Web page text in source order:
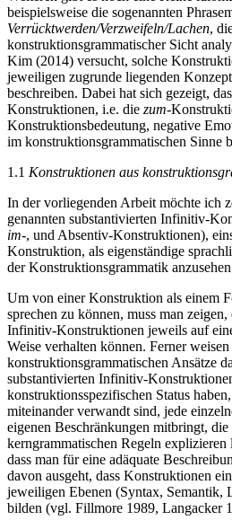
beispielsweise die sogenannten
Verrücktwerden/Verzweifeln/Lachen,
konstruktionsgrammatischer Sicht
Kim (2014) versucht, solche
jeweiligen zugrunde liegenden
beschreiben. Dabei hat sich gezeigt,
Konstruktionen, i.e. die zum-
Konstruktionsbedeutung, negative
im konstruktionsgrammatischen Sinne
1.1 Konstruktionen aus
In der vorliegenden Arbeit möchte ich
genannten substantivierten Infinitiv-
im-, und Absentiv-Konstruktionen),
Konstruktion, als eigenständige
der Konstruktionsgrammatik
Um von einer Konstruktion als einem
sprechen zu können, muss man
Infinitiv-Konstruktionen jeweils auf
Weise verhalten können. Ferner
konstruktionsgrammatischen Ansätze
substantivierten Infinitiv-
konstruktionsspezifischen Status
miteinander verwandt sind, jede
eigenen Beschränkungen mitbringt,
kerngrammatischen Regeln explizieren
dass man für eine adäquate
davon ausgeht, dass Konstruktionen
jeweiligen Ebenen (Syntax, Semantik,
bilden (vgl. Fillmore 1989, Langacker